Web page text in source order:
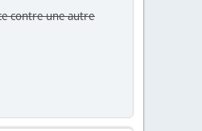
contre une autre